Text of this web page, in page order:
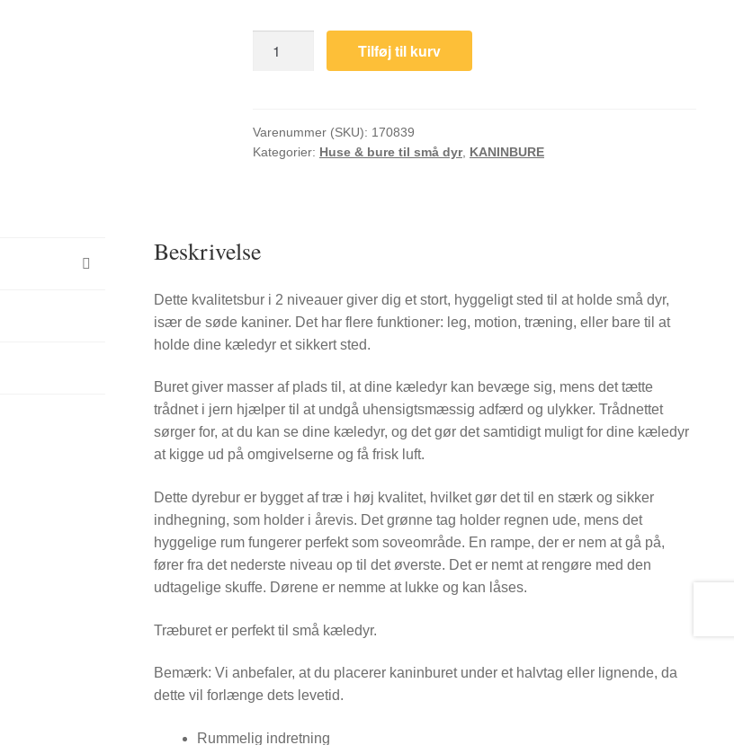
træ
rød
Tilføj til kurv
Varenummer (SKU): 170839
Kategorier: Huse & bure til små dyr, KANINBURE
Beskrivelse
Dette kvalitetsbur i 2 niveauer giver dig et stort, hyggeligt sted til at holde små dyr,
især de søde kaniner. Det har flere funktioner: leg, motion, træning, eller bare til at
holde dine kæledyr et sikkert sted.
Buret giver masser af plads til, at dine kæledyr kan bevæge sig, mens det tætte
trådnet i jern hjælper til at undgå uhensigtsmæssig adfærd og ulykker. Trådnettet
sørger for, at du kan se dine kæledyr, og det gør det samtidigt muligt for dine kæledyr
at kigge ud på omgivelserne og få frisk luft.
Dette dyrebur er bygget af træ i høj kvalitet, hvilket gør det til en stærk og sikker
indhegning, som holder i årevis. Det grønne tag holder regnen ude, mens det
hyggelige rum fungerer perfekt som soveområde. En rampe, der er nem at gå på,
fører fra det nederste niveau op til det øverste. Det er nemt at rengøre med den
udtagelige skuffe. Dørene er nemme at lukke og kan låses.
Træburet er perfekt til små kæledyr.
Bemærk: Vi anbefaler, at du placerer kaninburet under et halvtag eller lignende, da
dette vil forlænge dets levetid.
Rummelig indretning